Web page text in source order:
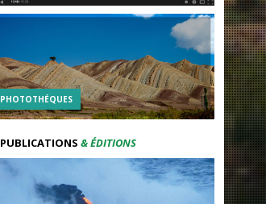
PHOTOTHÉQUES
PUBLICATIONS& ÉDITIONS